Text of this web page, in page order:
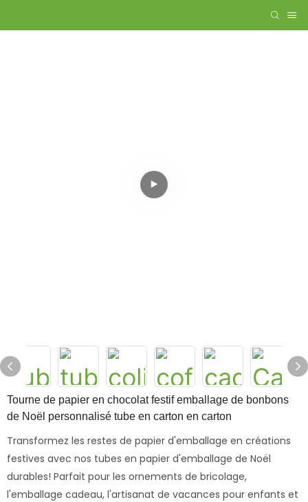
Tourne de papier en chocolat festif emballage de bonbons
de Noël personnalisé tube en carton en carton
Transformez les restes de papier d'emballage en créations
festives avec nos tubes en papier d'emballage de Noël
durables! Parfait pour les ornements de bricolage,
l'emballage cadeau, l'artisanat de vacances pour enfants et